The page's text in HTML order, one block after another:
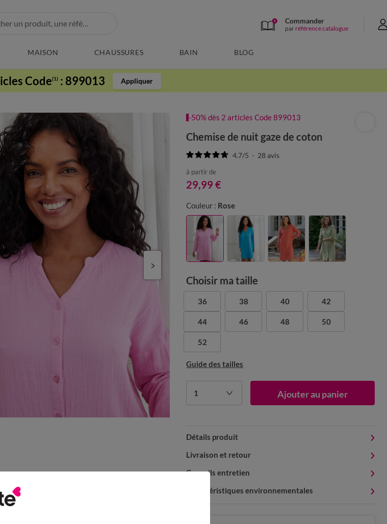
Commander
par référence catalogue
MAISON CHAUSSURES BAIN BLOG
Code(1) : 899013 Appliquer
-50% dès 2 articles Code 899013
Chemise de nuit gaze de coton
4.7/5 - 28avis
à partir de
29,99 €
Couleur : Rose
Choisir ma taille
36 38 40 42
44 46 48 50
52
Guide des tailles
1 Ajouter au panier
Détails produit
Livraison et retour
Conseils entretien
Caractéristiques environnementales